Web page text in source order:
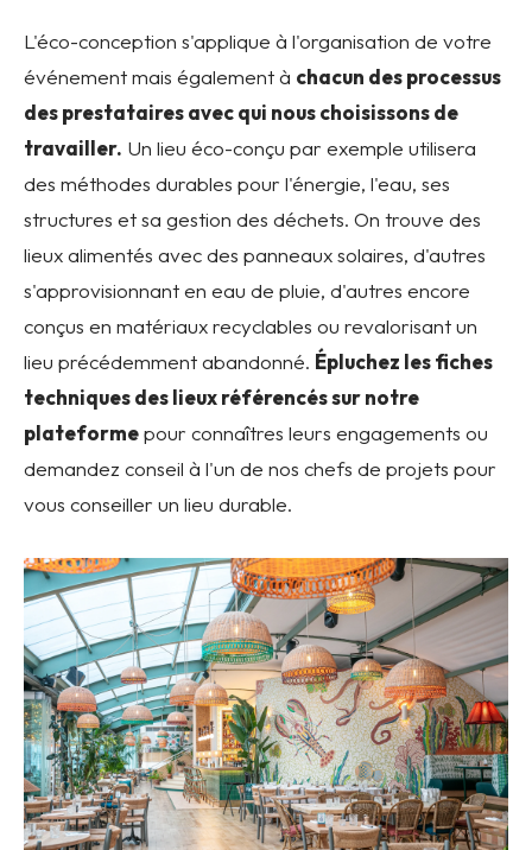
L'éco-conception s'applique à l'organisation de votre
événement mais également à chacun des processus
des prestataires avec qui nous choisissons de
travailler. Un lieu éco-conçu par exemple utilisera
des méthodes durables pour l'énergie, l'eau, ses
structures et sa gestion des déchets. On trouve des
lieux alimentés avec des panneaux solaires, d'autres
s'approvisionnant en eau de pluie, d'autres encore
conçus en matériaux recyclables ou revalorisant un
lieu précédemment abandonné. Épluchez les fiches
techniques des lieux référencés sur notre
plateformepour connaîtres leurs engagements ou
demandez conseil à l'un de nos chefs de projets pour
vous conseiller un lieu durable.